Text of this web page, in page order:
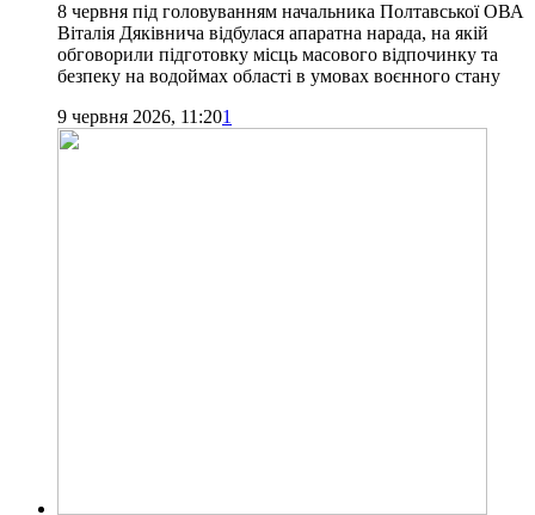
8 червня під головуванням начальника Полтавської ОВА
Віталія Дяківнича відбулася апаратна нарада, на якій
обговорили підготовку місць масового відпочинку та
безпеку на водоймах області в умовах воєнного стану
9 червня 2026, 11:201